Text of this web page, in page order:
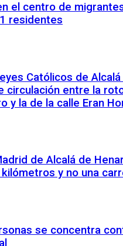
el centro de
residentes
Católicos de
circulación entre la
y la de la calle Eran
de Alcalá de
kilómetros y no una
se concentra